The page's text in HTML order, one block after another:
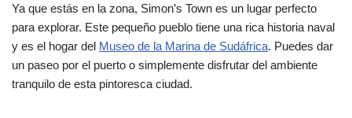
Ya que estás en la zona, Simon’s Town es un lugar perfecto
para explorar. Este pequeño pueblo tiene una rica historia naval
y es el hogar del Museo de la Marina de Sudáfrica. Puedes dar
un paseo por el puerto o simplemente disfrutar del ambiente
tranquilo de esta pintoresca ciudad.